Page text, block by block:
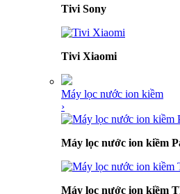
Tivi Sony
Tivi Xiaomi
Máy lọc nước ion kiềm
›
Máy lọc nước ion kiềm
Máy lọc nước ion kiềm